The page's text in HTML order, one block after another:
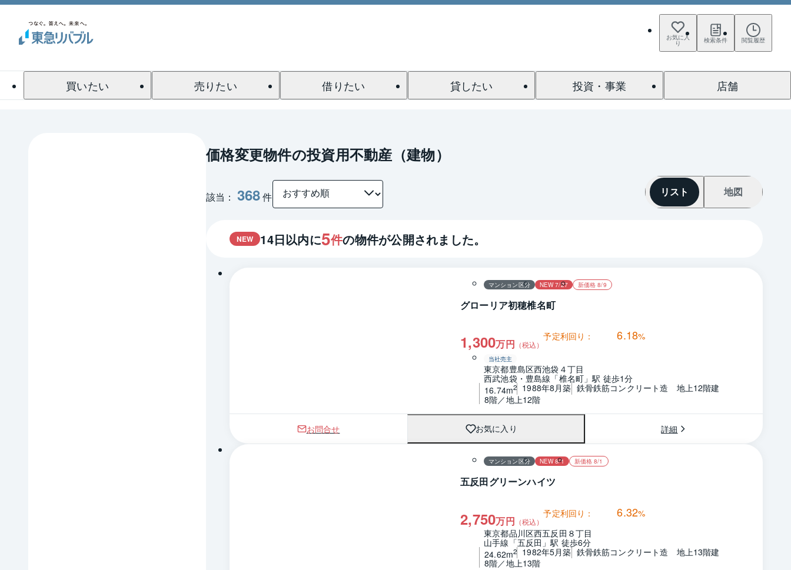
お気に入
り 検索条件 閲覧履歴
買いたい 売りたい 借りたい 貸したい 投資・事業 店舗
価格変更物件の投資用不動産（建物）
該当： 368件 リスト 地図
NEW 14日以内に5件の物件が公開されました。
マンション区分 NEW 7/27 新価格 8/9
グローリア初穂椎名町
1,300万円 （税込）
予定利回り： 6.18%
当社売主
東京都豊島区西池袋４丁目
西武池袋・豊島線「椎名町」駅 徒歩1分
16.74m2 1988年8月築 鉄骨鉄筋コンクリート造　地上12階建
8階／地上12階
お問合せ お気に入り 詳細
マンション区分 NEW 8/1 新価格 8/1
五反田グリーンハイツ
2,750万円 （税込）
予定利回り： 6.32%
東京都品川区西五反田８丁目
山手線「五反田」駅 徒歩6分
24.62m2 1982年5月築 鉄骨鉄筋コンクリート造　地上13階建
8階／地上13階